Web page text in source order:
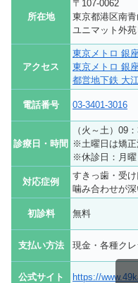
所在地
〒107-0062
東京都港区南
ユニマット外苑
アクセス
東京メトロ 銀
東京メトロ 銀
都営地下鉄 大
電話番号 03-3401-3016
診療日・時間
（火～土）09
※土曜日は矯正
※休診日：月曜
対応症例
すきっ歯・受
噛み合わせが
初診料 無料
支払い方法 現金・各種ク
公式サイト https://